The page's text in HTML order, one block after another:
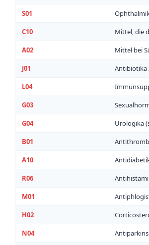
S01
C10 Mittel, die
A02 Mittel bei
J01 Antibiotika
L04
G03
G04 Urologika
B01
A10
R06
M01
H02
N04